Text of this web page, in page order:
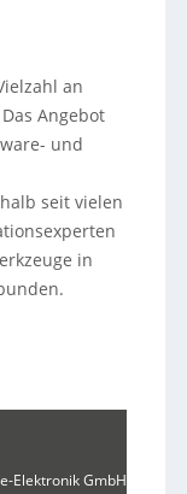
an
Angebot
und
seit vielen
in
Elektronik GmbH